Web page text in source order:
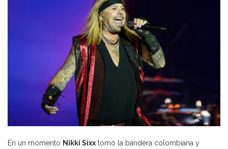
En un momento Nikki Sixx tomó la bandera colombiana y